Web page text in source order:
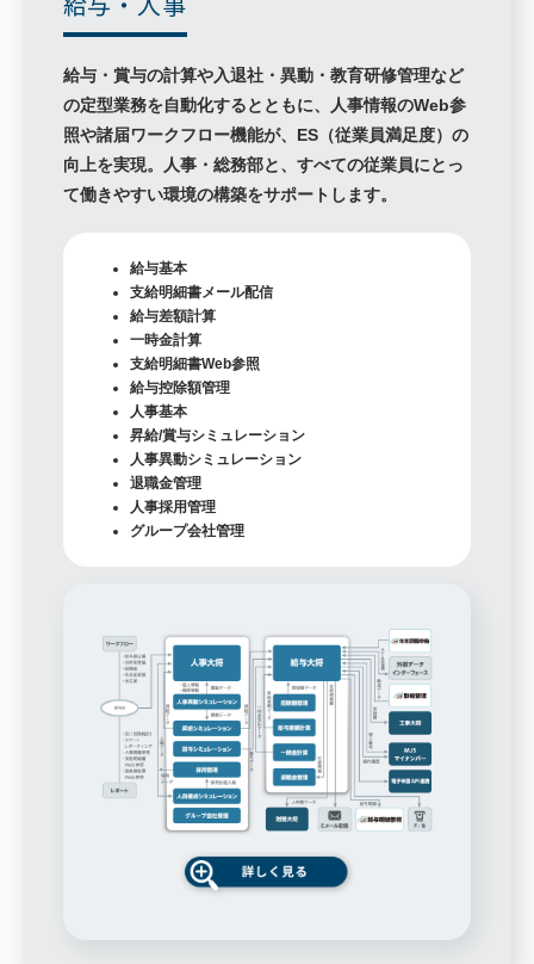
給与・賞与の計算や入退社・異動・教育研修管理など
の定型業務を自動化するとともに、人事情報のWeb参
照や諸届ワークフロー機能が、ES（従業員満足度）の
向上を実現。人事・総務部と、すべての従業員にとっ
て働きやすい環境の構築をサポートします。
給与基本
支給明細書メール配信
給与差額計算
一時金計算
支給明細書Web参照
給与控除額管理
人事基本
昇給/賞与シミュレーション
人事異動シミュレーション
退職金管理
人事採用管理
グループ会社管理